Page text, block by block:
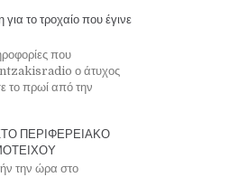
το τροχαίο που έγινε
που
ο άτυχος
το πρωί από την
ΠΕΡΙΦΕΡΕΙΑΚΟ
την ώρα στο